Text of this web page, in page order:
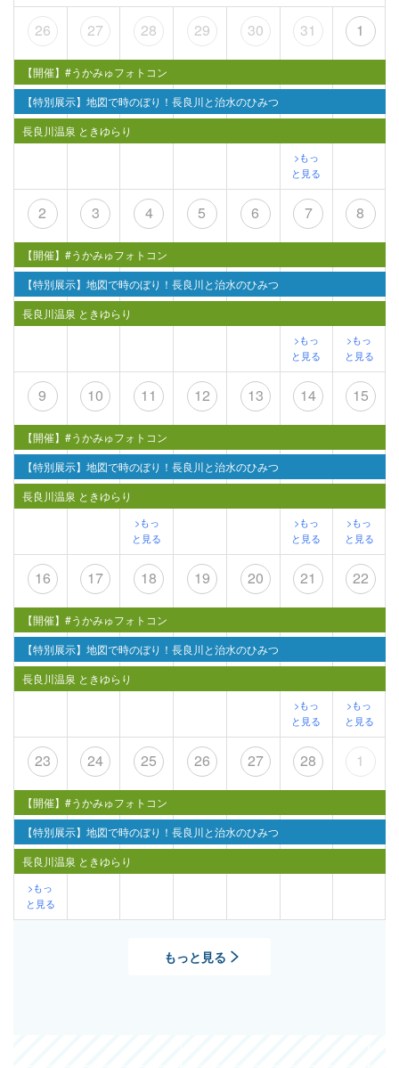
26
【開催】#うかみゅフォトコン
【特別展示】地図で時のぼり！長良川と治水のひみつ
長良川温泉 ときゆらり
27 28 29 30 31
>もっ
と見る
1
2
【開催】#うかみゅフォトコン
【特別展示】地図で時のぼり！長良川と治水のひみつ
長良川温泉 ときゆらり
3 4 5 6 7
>もっ
と見る
8
>もっ
と見る
9
【開催】#うかみゅフォトコン
【特別展示】地図で時のぼり！長良川と治水のひみつ
長良川温泉 ときゆらり
10 11
>もっ
と見る
12 13 14
>もっ
と見る
15
>もっ
と見る
16
【開催】#うかみゅフォトコン
【特別展示】地図で時のぼり！長良川と治水のひみつ
長良川温泉 ときゆらり
17 18 19 20 21
>もっ
と見る
22
>もっ
と見る
23
【開催】#うかみゅフォトコン
【特別展示】地図で時のぼり！長良川と治水のひみつ
長良川温泉 ときゆらり
>もっ
と見る
24 25 26 27 28 1
もっと見る